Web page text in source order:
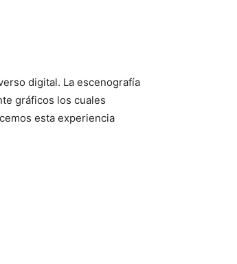
digital. La escenografía
gráficos los cuales
esta experiencia